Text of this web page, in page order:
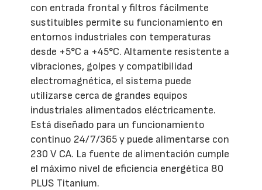
con entrada frontal y filtros fácilmente
sustituibles permite su funcionamiento en
entornos industriales con temperaturas
desde +5°C a +45°C. Altamente resistente a
vibraciones, golpes y compatibilidad
electromagnética, el sistema puede
utilizarse cerca de grandes equipos
industriales alimentados eléctricamente.
Está diseñado para un funcionamiento
continuo 24/7/365 y puede alimentarse con
230 V CA. La fuente de alimentación cumple
el máximo nivel de eficiencia energética 80
PLUS Titanium.